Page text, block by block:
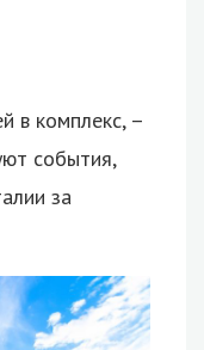
в комплекс, –
события,
за